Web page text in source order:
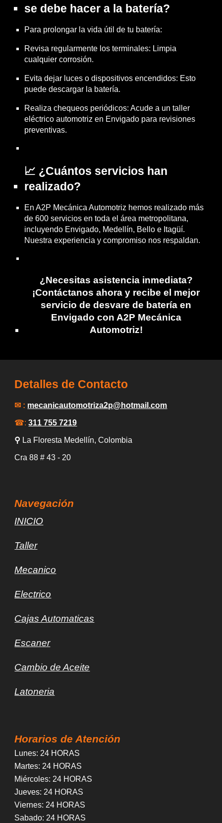
se debe hacer a la batería?
Para prolongar la vida útil de tu batería:
Revisa regularmente los terminales: Limpia
cualquier corrosión.
Evita dejar luces o dispositivos encendidos: Esto
puede descargar la batería.
Realiza chequeos periódicos: Acude a un taller
eléctrico automotriz en Envigado para revisiones
preventivas.
📈 ¿Cuántos servicios han
realizado?
En A2P Mecánica Automotriz hemos realizado más
de 600 servicios en toda el área metropolitana,
incluyendo Envigado, Medellín, Bello e Itagüí.
Nuestra experiencia y compromiso nos respaldan.
¿Necesitas asistencia inmediata?
¡Contáctanos ahora y recibe el mejor
servicio de desvare de batería en
Envigado con A2P Mecánica
Automotriz!
Detalles de Contacto
✉ : mecanicautomotriza2p@hotmail.com
☎: 311 755 7219
⚲ La Floresta Medellín, Colombia
Cra 88 # 43 - 20
Navegación
INICIO
Taller
Mecanico
Electrico
Cajas Automaticas
Escaner
Cambio de Aceite
Latoneria
Horarios de Atención
Lunes: 24 HORAS
Martes: 24 HORAS
Miércoles: 24 HORAS
Jueves: 24 HORAS
Viernes: 24 HORAS
Sabado: 24 HORAS